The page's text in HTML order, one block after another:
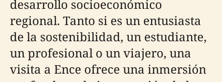
desarrollo socioeconómico
regional. Tanto si es un entusiasta
de la sostenibilidad, un estudiante,
un profesional o un viajero, una
visita a Ence ofrece una inmersión